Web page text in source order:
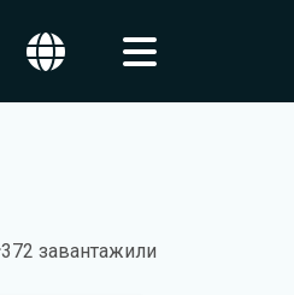
372 завантажили